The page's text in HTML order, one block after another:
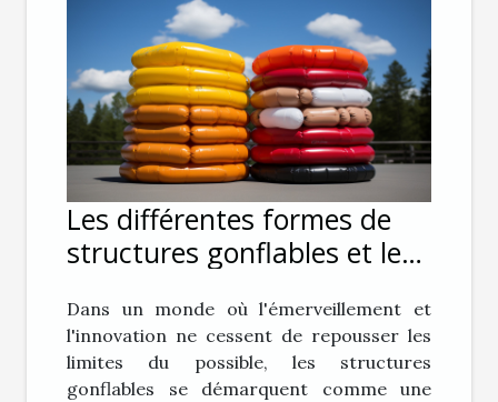
Les différentes formes de
structures gonflables et leur
Dans un monde où l'émerveillement et
l'innovation ne cessent de repousser les
limites du possible, les structures
gonflables se démarquent comme une